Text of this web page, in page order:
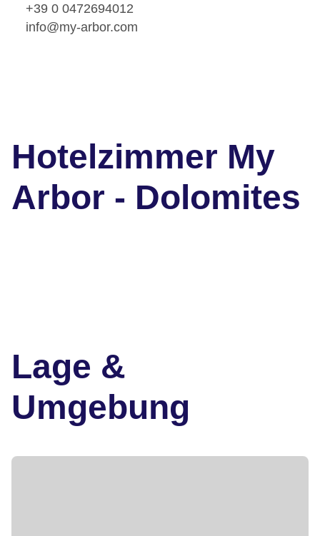
+39 0 0472694012
info@my-arbor.com
Hotelzimmer My
Arbor - Dolomites
Lage &
Umgebung